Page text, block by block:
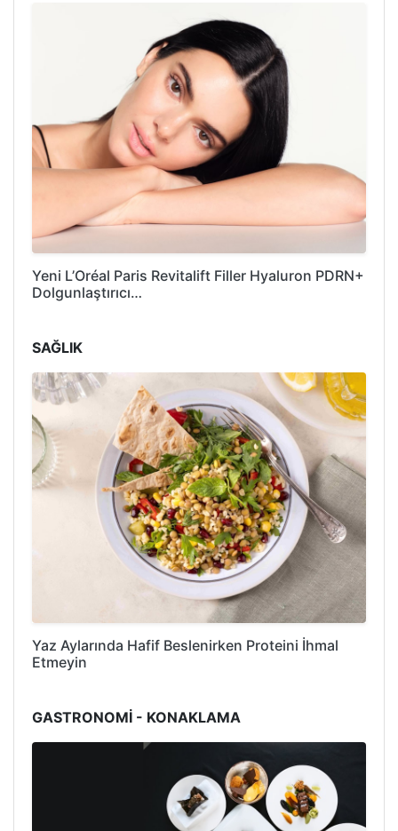
Yeni L’Oréal Paris Revitalift Filler Hyaluron PDRN+
Dolgunlaştırıcı…
SAĞLIK
Yaz Aylarında Hafif Beslenirken Proteini İhmal
Etmeyin
GASTRONOMİ - KONAKLAMA